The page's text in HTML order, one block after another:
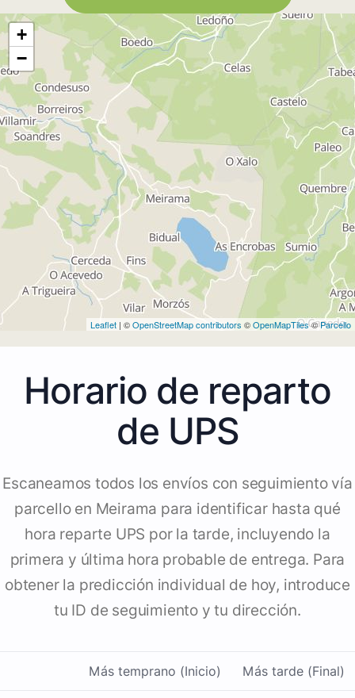
+
−
Leaflet | ©OpenStreetMap contributors ©OpenMapTiles©Parcello
Horario de reparto
de UPS
Escaneamos todos los envíos con seguimiento vía
parcello en Meirama para identificar hasta qué
hora reparte UPS por la tarde, incluyendo la
primera y última hora probable de entrega. Para
obtener la predicción individual de hoy, introduce
tu ID de seguimiento y tu dirección.
Más temprano (Inicio) Más tarde (Final)